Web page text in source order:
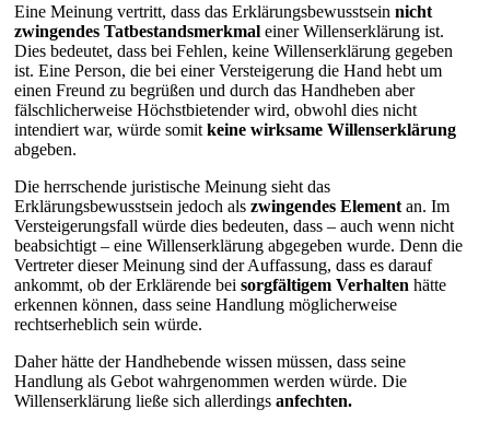
Eine Meinung vertritt, dass das Erklärungsbewusstsein nicht
zwingendes Tatbestandsmerkmal einer Willenserklärung ist.
Dies bedeutet, dass bei Fehlen, keine Willenserklärung gegeben
ist. Eine Person, die bei einer Versteigerung die Hand hebt um
einen Freund zu begrüßen und durch das Handheben aber
fälschlicherweise Höchstbietender wird, obwohl dies nicht
intendiert war, würde somit keine wirksame Willenserklärung
abgeben.
Die herrschende juristische Meinung sieht das
Erklärungsbewusstsein jedoch als zwingendes Element an. Im
Versteigerungsfall würde dies bedeuten, dass – auch wenn nicht
beabsichtigt – eine Willenserklärung abgegeben wurde. Denn die
Vertreter dieser Meinung sind der Auffassung, dass es darauf
ankommt, ob der Erklärende bei sorgfältigem Verhalten hätte
erkennen können, dass seine Handlung möglicherweise
rechtserheblich sein würde.
Daher hätte der Handhebende wissen müssen, dass seine
Handlung als Gebot wahrgenommen werden würde. Die
Willenserklärung ließe sich allerdings anfechten.